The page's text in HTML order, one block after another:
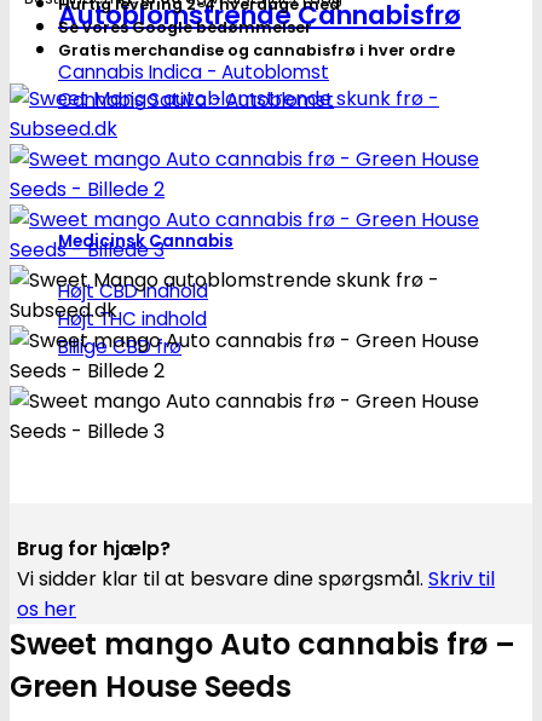
Autoblomstrende Cannabisfrø
Cannabis Indica - Autoblomst
Cannabis Sativa - Autoblomst
Medicinsk Cannabis
Højt CBD indhold
Højt THC indhold
Billige CBD frø
Hurtig levering 2-4 hverdage med
Se vores Google bedømmelser
Gratis merchandise og cannabisfrø i hver ordre
Brug for hjælp?
Vi sidder klar til at besvare dine spørgsmål. Skriv til
os her
Sweet mango Auto cannabis frø –
Green House Seeds